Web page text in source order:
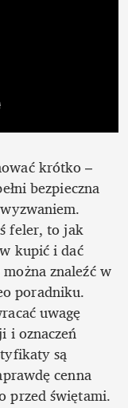
krótko –
bezpieczna
feler, to jak
kupić i dać
znaleźć w
poradniku.
uwagę
i oznaczeń
są
cenna
przed świętami.